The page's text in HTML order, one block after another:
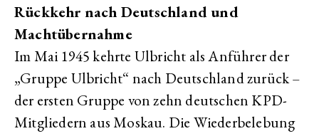
Rückkehr nach Deutschland und
Machtübernahme
Im Mai 1945 kehrte Ulbricht als Anführer der
„Gruppe Ulbricht“ nach Deutschland zurück –
der ersten Gruppe von zehn deutschen KPD-
Mitgliedern aus Moskau. Die Wiederbelebung